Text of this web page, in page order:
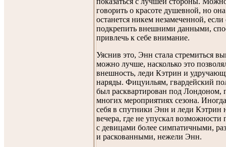
говорить о красоте душевной, но она
останется никем незамеченной, если
подкрепить внешними данными,
привлечь к себе внимание.
Уяснив это, Энн стала стремиться
можно лучше, насколько это
внешность, леди Кэтрин и
наряды. Фицуильям, гвардейский
был расквартирован под Лондоном,
многих мероприятиях сезона.
себя в спутники Энн и леди Кэтрин
вечера, где не упускал возможности
с девицами более симпатичными,
и раскованными, нежели Энн.